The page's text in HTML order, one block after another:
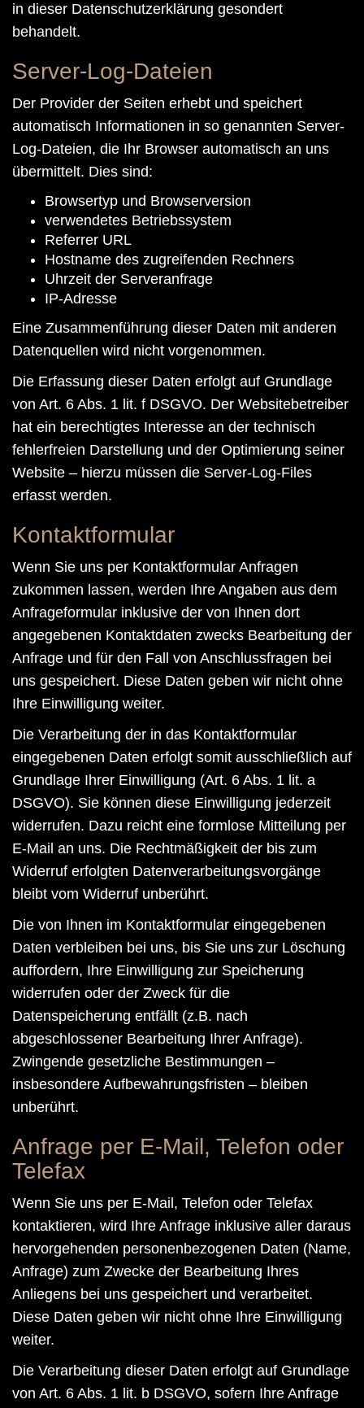
in dieser Datenschutzerklärung gesondert
behandelt.
Server-Log-Dateien
Der Provider der Seiten erhebt und speichert
automatisch Informationen in so genannten Server-
Log-Dateien, die Ihr Browser automatisch an uns
übermittelt. Dies sind:
Browsertyp und Browserversion
verwendetes Betriebssystem
Referrer URL
Hostname des zugreifenden Rechners
Uhrzeit der Serveranfrage
IP-Adresse
Eine Zusammenführung dieser Daten mit anderen
Datenquellen wird nicht vorgenommen.
Die Erfassung dieser Daten erfolgt auf Grundlage
von Art. 6 Abs. 1 lit. f DSGVO. Der Websitebetreiber
hat ein berechtigtes Interesse an der technisch
fehlerfreien Darstellung und der Optimierung seiner
Website – hierzu müssen die Server-Log-Files
erfasst werden.
Kontaktformular
Wenn Sie uns per Kontaktformular Anfragen
zukommen lassen, werden Ihre Angaben aus dem
Anfrageformular inklusive der von Ihnen dort
angegebenen Kontaktdaten zwecks Bearbeitung der
Anfrage und für den Fall von Anschlussfragen bei
uns gespeichert. Diese Daten geben wir nicht ohne
Ihre Einwilligung weiter.
Die Verarbeitung der in das Kontaktformular
eingegebenen Daten erfolgt somit ausschließlich auf
Grundlage Ihrer Einwilligung (Art. 6 Abs. 1 lit. a
DSGVO). Sie können diese Einwilligung jederzeit
widerrufen. Dazu reicht eine formlose Mitteilung per
E-Mail an uns. Die Rechtmäßigkeit der bis zum
Widerruf erfolgten Datenverarbeitungsvorgänge
bleibt vom Widerruf unberührt.
Die von Ihnen im Kontaktformular eingegebenen
Daten verbleiben bei uns, bis Sie uns zur Löschung
auffordern, Ihre Einwilligung zur Speicherung
widerrufen oder der Zweck für die
Datenspeicherung entfällt (z.B. nach
abgeschlossener Bearbeitung Ihrer Anfrage).
Zwingende gesetzliche Bestimmungen –
insbesondere Aufbewahrungsfristen – bleiben
unberührt.
Anfrage per E-Mail, Telefon oder
Telefax
Wenn Sie uns per E-Mail, Telefon oder Telefax
kontaktieren, wird Ihre Anfrage inklusive aller daraus
hervorgehenden personenbezogenen Daten (Name,
Anfrage) zum Zwecke der Bearbeitung Ihres
Anliegens bei uns gespeichert und verarbeitet.
Diese Daten geben wir nicht ohne Ihre Einwilligung
weiter.
Die Verarbeitung dieser Daten erfolgt auf Grundlage
von Art. 6 Abs. 1 lit. b DSGVO, sofern Ihre Anfrage